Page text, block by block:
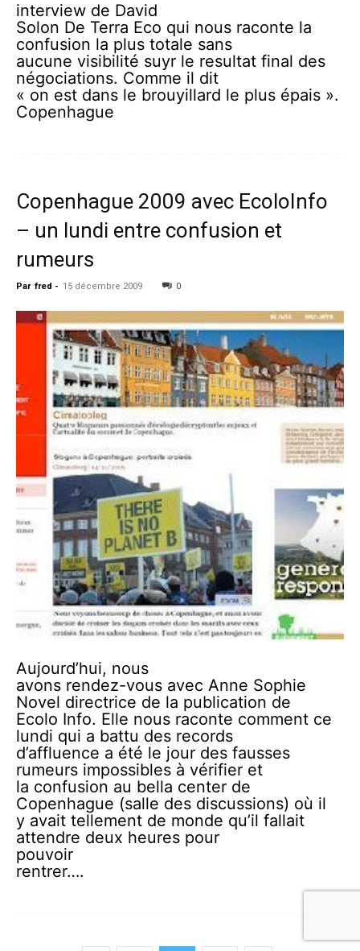
interview de David
Solon De Terra Eco qui nous raconte la
confusion la plus totale sans
aucune visibilité suyr le resultat final des
négociations. Comme il dit
« on est dans le brouyillard le plus épais ».
Copenhague
Copenhague 2009 avec EcoloInfo
– un lundi entre confusion et
rumeurs
Par fred - 15 décembre 2009 0
Aujourd’hui, nous
avons rendez-vous avec Anne Sophie
Novel directrice de la publication de
Ecolo Info. Elle nous raconte comment ce
lundi qui a battu des records
d’affluence a été le jour des fausses
rumeurs impossibles à vérifier et
la confusion au bella center de
Copenhague (salle des discussions) où il
y avait tellement de monde qu’il fallait
attendre deux heures pour
pouvoir
rentrer….